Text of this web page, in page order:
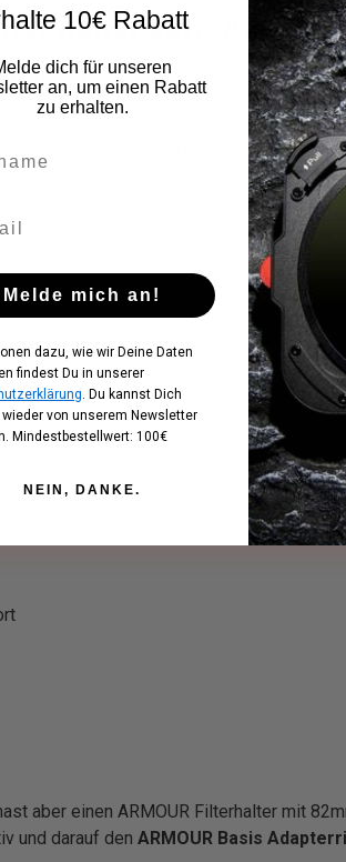
Halter Basis Adapter
Ring
zwischen deinem Objektiv und dem
gesamten ARMOUR Filtersystems.
(z. B. 82mm)
kleinere Objektivdurchmesser (z. B. 67mm
mit sicherem Halt
aber einen ARMOUR Filterhalter mit
und darauf den ARMOUR Basis
10€ Rabatt
dich für unseren
an, um einen Rabatt
zu erhalten.
Melde mich an!
dazu, wie wir Deine Daten
findest Du in unserer
. Du kannst Dich
von unserem Newsletter
Mindestbestellwert: 100€
NEIN, DANKE.